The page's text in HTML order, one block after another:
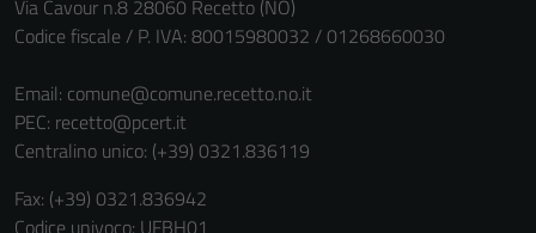
Via Cavour n.8 28060 Recetto (NO)
Codice fiscale / P. IVA: 80015980032 / 01268660030
Email: comune@comune.recetto.no.it
PEC: recetto@pcert.it
Centralino unico: (+39) 0321.836119
Fax: (+39) 0321.836942
Codice univoco: UFBH01
Questi cookie
per il